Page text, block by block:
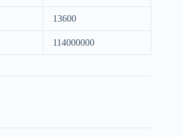
13600
114000000